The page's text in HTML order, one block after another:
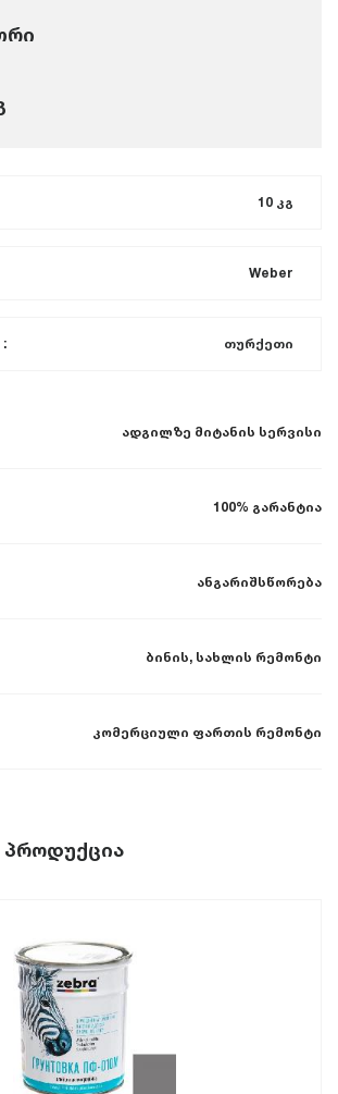
10 კგ
Weber
თურქეთი
ადგილზე მიტანის სერვისი
100% გარანტია
ანგარიშსწორება
ბინის, სახლის რემონტი
კომერციული ფართის რემონტი
პროდუქცია